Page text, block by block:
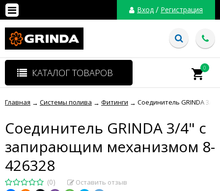
Вход / Регистрация
КАТАЛОГ ТОВАРОВ 0
Главная → Системы полива → Фитинги → Соединитель GRINDA 3/
Соединитель GRINDA 3/4" с
запирающим механизмом 8-
426328
(0) Оставить отзыв